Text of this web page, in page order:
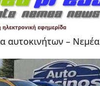
αυτοκινήτων – Νεμέα